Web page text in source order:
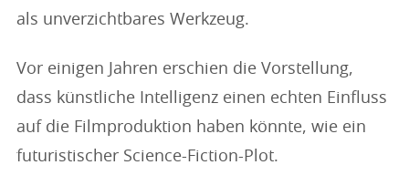
als unverzichtbares Werkzeug.
Vor einigen Jahren erschien die Vorstellung,
dass künstliche Intelligenz einen echten Einfluss
auf die Filmproduktion haben könnte, wie ein
futuristischer Science-Fiction-Plot.